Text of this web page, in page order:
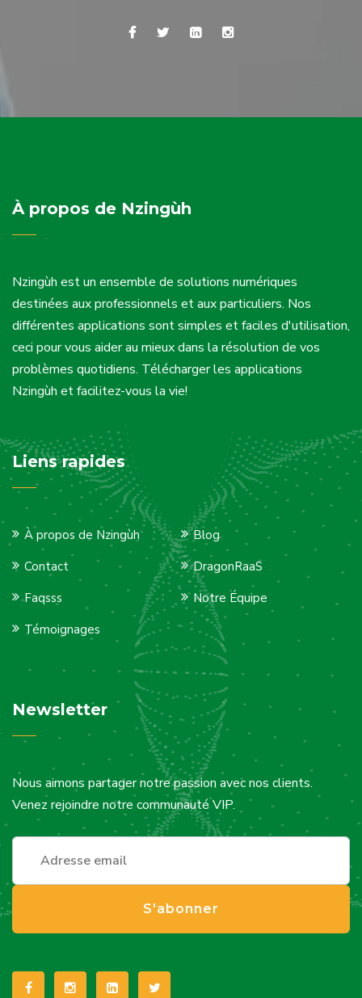
À propos de Nzingùh
Nzingùh est un ensemble de solutions numériques
destinées aux professionnels et aux particuliers. Nos
différentes applications sont simples et faciles d'utilisation,
ceci pour vous aider au mieux dans la résolution de vos
problèmes quotidiens. Télécharger les applications
Nzingùh et facilitez-vous la vie!
Liens rapides
À propos de Nzingùh
Blog
Contact
DragonRaaS
Faqsss
Notre Équipe
Témoignages
Newsletter
Nous aimons partager notre passion avec nos clients.
Venez rejoindre notre communauté VIP.
S'abonner